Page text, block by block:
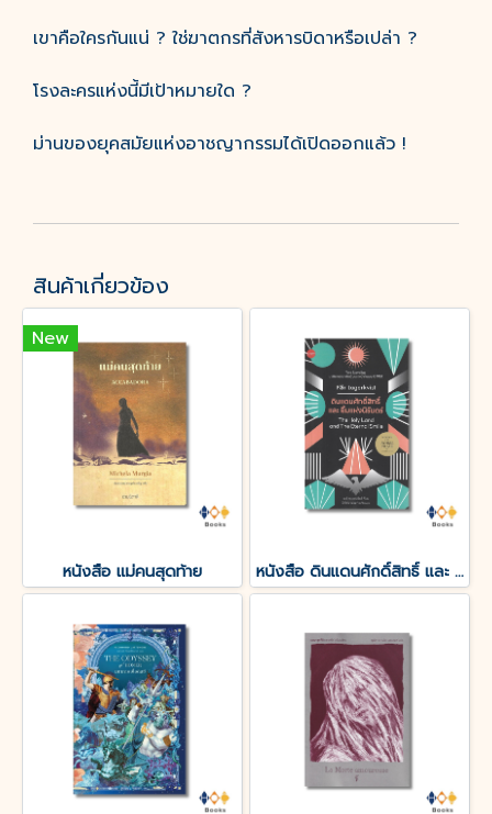
เขาคือใครกันแน่ ? ใช่ฆาตกรที่สังหารบิดาหรือเปล่า ?
โรงละครแห่งนี้มีเป้าหมายใด ?
ม่านของยุคสมัยแห่งอาชญากรรมได้เปิดออกแล้ว !
สินค้าเกี่ยวข้อง
New
หนังสือ แม่คนสุดท้าย หนังสือ ดินแดนศักดิ์สิทธิ์ และ ยิ้มแห่งนิรันดร์